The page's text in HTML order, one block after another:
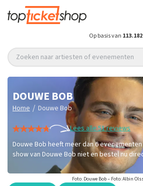
Op basis van 113.182
Zoeken naar artiesten of evenementen
DOUWE BOB
Home / Douwe Bob
Lees alle 51 reviews
Douwe Bob heeft meer dan 6
show van Douwe Bob niet en bestel nu
Foto: Douwe Bob – Foto: Albin